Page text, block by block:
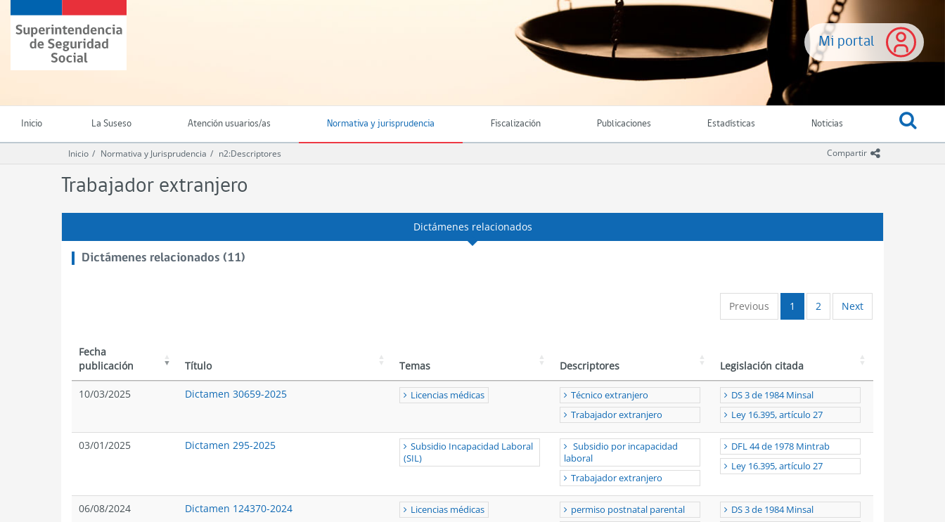
contenido
principal
Mi portal
Superintendencia
de
Seguridad
(SUSESO)
Chile
Inicio La Suseso Atención usuarios/as Normativa y jurisprudencia Fiscalización Publicaciones Estadísticas Noticias
Compartir icono
Inicio Normativa y Jurisprudencia n2:Descriptores
Trabajador extranjero
Dictámenes relacionados
Dictámenes relacionados (11)
Previous 1 2 Next
Fecha
publicación
Título Temas Descriptores Legislación citada
10/03/2025 Dictamen 30659-2025 Licencias médicas
Técnico extranjero
Trabajador extranjero
DS 3 de 1984 Minsal
Ley 16.395, artículo 27
03/01/2025 Dictamen 295-2025
Subsidio Incapacidad Laboral
(SIL)
Subsidio por incapacidad
laboral
Trabajador extranjero
DFL 44 de 1978 Mintrab
Ley 16.395, artículo 27
06/08/2024 Dictamen 124370-2024
Licencias médicas
permiso postnatal parental
DS 3 de 1984 Minsal